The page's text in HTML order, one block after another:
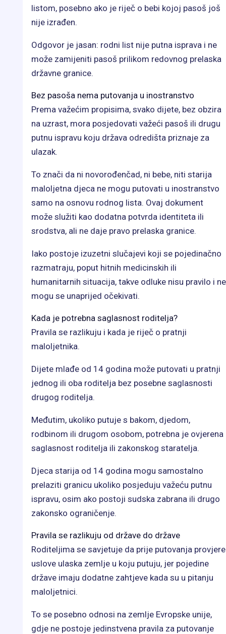
listom, posebno ako je riječ o bebi kojoj pasoš još
nije izrađen.
Odgovor je jasan: rodni list nije putna isprava i ne
može zamijeniti pasoš prilikom redovnog prelaska
državne granice.
Bez pasoša nema putovanja u inostranstvo
Prema važećim propisima, svako dijete, bez obzira
na uzrast, mora posjedovati važeći pasoš ili drugu
putnu ispravu koju država odredišta priznaje za
ulazak.
To znači da ni novorođenčad, ni bebe, niti starija
maloljetna djeca ne mogu putovati u inostranstvo
samo na osnovu rodnog lista. Ovaj dokument
može služiti kao dodatna potvrda identiteta ili
srodstva, ali ne daje pravo prelaska granice.
Iako postoje izuzetni slučajevi koji se pojedinačno
razmatraju, poput hitnih medicinskih ili
humanitarnih situacija, takve odluke nisu pravilo i ne
mogu se unaprijed očekivati.
Kada je potrebna saglasnost roditelja?
Pravila se razlikuju i kada je riječ o pratnji
maloljetnika.
Dijete mlađe od 14 godina može putovati u pratnji
jednog ili oba roditelja bez posebne saglasnosti
drugog roditelja.
Međutim, ukoliko putuje s bakom, djedom,
rodbinom ili drugom osobom, potrebna je ovjerena
saglasnost roditelja ili zakonskog staratelja.
Djeca starija od 14 godina mogu samostalno
prelaziti granicu ukoliko posjeduju važeću putnu
ispravu, osim ako postoji sudska zabrana ili drugo
zakonsko ograničenje.
Pravila se razlikuju od države do države
Roditeljima se savjetuje da prije putovanja provjere
uslove ulaska zemlje u koju putuju, jer pojedine
države imaju dodatne zahtjeve kada su u pitanju
maloljetnici.
To se posebno odnosi na zemlje Evropske unije,
gdje ne postoje jedinstvena pravila za putovanje